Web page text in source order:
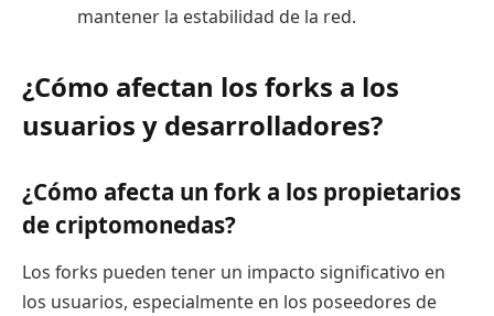
mantener la estabilidad de la red.
¿Cómo afectan los forks a los
usuarios y desarrolladores?
¿Cómo afecta un fork a los propietarios
de criptomonedas?
Los forks pueden tener un impacto significativo en
los usuarios, especialmente en los poseedores de